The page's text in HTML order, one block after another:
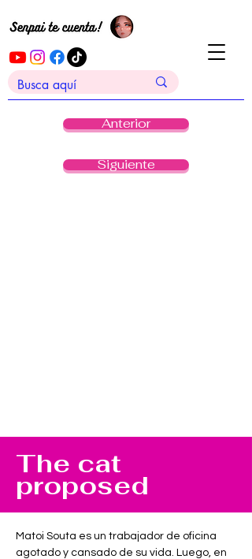
Anterior
Siguiente
The cat
proposed
Matoi Souta es un trabajador de oficina
agotado y cansado de su vida. Luego, en